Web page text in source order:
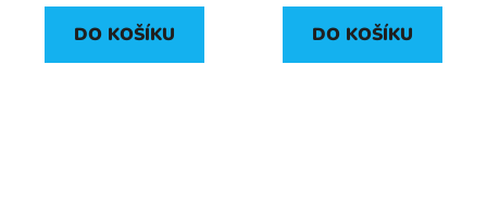
DO KOŠÍKU DO KOŠÍKU